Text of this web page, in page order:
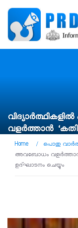
വളർത്താൻ
ഉദ്ഘാടനം ചെയ്യും
Home / പൊതു
അവബോധം വളർത്താൻ
ഉദ്ഘാടനം ചെയ്യും